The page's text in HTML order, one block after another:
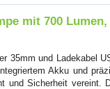
mit 700
35mm und Ladekabel
Akku und
Sicherheit vereint.